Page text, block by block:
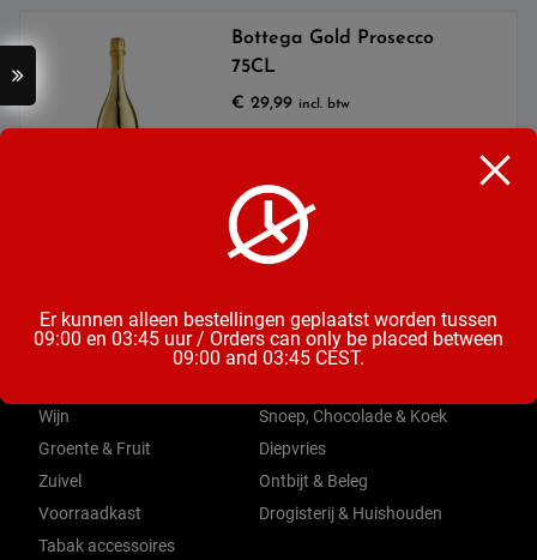
Bottega Gold Prosecco
75CL
€ 29,99 incl. btw
Categorieën
Bier
Wijn
Groente & Fruit
Zuivel
Voorraadkast
Tabak accessoires
Mix & Aperitieven Drankjes
Snoep, Chocolade & Koek
Diepvries
Ontbijt & Beleg
Drogisterij & Huishouden
Er kunnen alleen bestellingen geplaatst worden tussen
09:00 en 03:45 uur / Orders can only be placed between
09:00 and 03:45 CEST.